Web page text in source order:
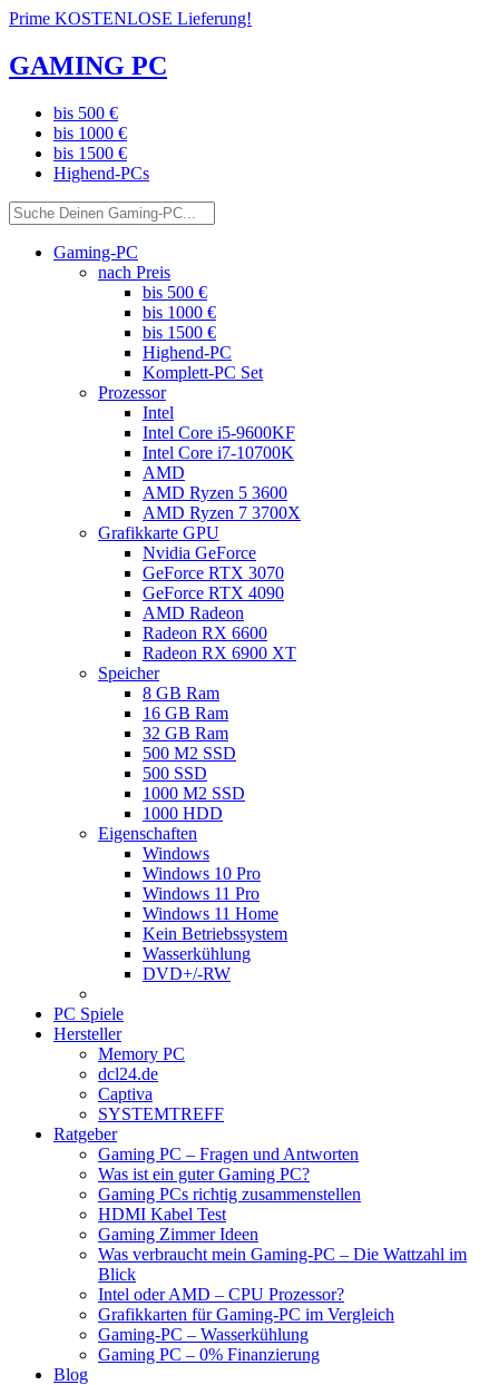
Prime KOSTENLOSE Lieferung!
GAMING PC
bis 500 €
bis 1000 €
bis 1500 €
Highend-PCs
Gaming-PC
nach Preis
bis 500 €
bis 1000 €
bis 1500 €
Highend-PC
Komplett-PC Set
Prozessor
Intel
Intel Core i5-9600KF
Intel Core i7-10700K
AMD
AMD Ryzen 5 3600
AMD Ryzen 7 3700X
Grafikkarte GPU
Nvidia GeForce
GeForce RTX 3070
GeForce RTX 4090
AMD Radeon
Radeon RX 6600
Radeon RX 6900 XT
Speicher
8 GB Ram
16 GB Ram
32 GB Ram
500 M2 SSD
500 SSD
1000 M2 SSD
1000 HDD
Eigenschaften
Windows
Windows 10 Pro
Windows 11 Pro
Windows 11 Home
Kein Betriebssystem
Wasserkühlung
DVD+/-RW
PC Spiele
Hersteller
Memory PC
dcl24.de
Captiva
SYSTEMTREFF
Ratgeber
Gaming PC – Fragen und Antworten
Was ist ein guter Gaming PC?
Gaming PCs richtig zusammenstellen
HDMI Kabel Test
Gaming Zimmer Ideen
Was verbraucht mein Gaming-PC – Die Wattzahl im
Blick
Intel oder AMD – CPU Prozessor?
Grafikkarten für Gaming-PC im Vergleich
Gaming-PC – Wasserkühlung
Gaming PC – 0% Finanzierung
Blog